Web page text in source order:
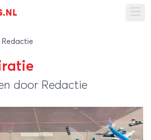
Redactie
door Redactie